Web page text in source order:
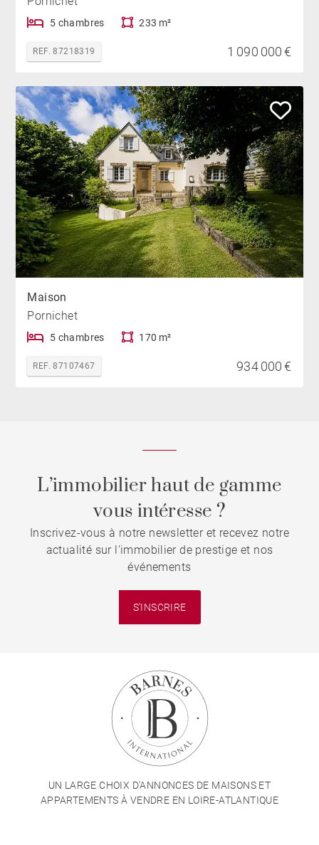
5 chambres 233 m²
REF. 87218319 1 090 000 €
Maison
Pornichet
5 chambres 170 m²
REF. 87107467 934 000 €
L’immobilier haut de gamme
vous intéresse ?
Inscrivez-vous à notre newsletter et recevez notre
actualité sur l'immobilier de prestige et nos
événements
S'INSCRIRE
UN LARGE CHOIX D'ANNONCES DE MAISONS ET
APPARTEMENTS À VENDRE EN LOIRE-ATLANTIQUE